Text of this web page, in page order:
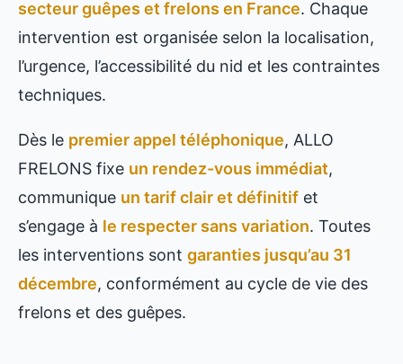
secteur guêpes et frelons en France. Chaque
intervention est organisée selon la localisation,
l’urgence, l’accessibilité du nid et les contraintes
techniques.
Dès le premier appel téléphonique, ALLO
FRELONS fixe un rendez-vous immédiat,
communique un tarif clair et définitif et
s’engage à le respecter sans variation. Toutes
les interventions sont garanties jusqu’au 31
décembre, conformément au cycle de vie des
frelons et des guêpes.